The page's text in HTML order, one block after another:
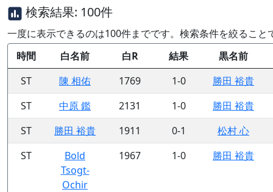
検索結果: 100件
一度に表示できるのは100件までです。検索条件を絞ること
時間
白名前 白R 結果
黒名前
ST
陳 相佑 1769 1-0
勝田 裕貴
ST
中原 鑑 2131 1-0
勝田 裕貴
ST
勝田 裕貴 1911 0-1
松村 心
ST
Bold
Tsogt-
Ochir
1967 1-0 勝田 裕貴